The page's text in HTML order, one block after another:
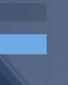
ständig
Weise auch
Fire-and-